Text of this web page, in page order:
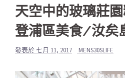
天空中的玻璃莊
登浦區美食/汝矣
發表於七月 11, 2017 MENS30SLIFE